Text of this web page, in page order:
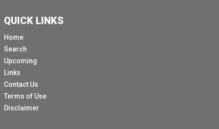
QUICK LINKS
Home
Search
Upcoming
Links
Contact Us
Terms of Use
Disclaimer